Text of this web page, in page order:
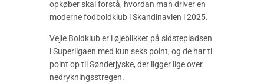
opkøber skal forstå, hvordan man driver en
moderne fodboldklub i Skandinavien i 2025.
Vejle Boldklub er i øjeblikket på sidstepladsen
i Superligaen med kun seks point, og de har ti
point op til Sønderjyske, der ligger lige over
nedrykningsstregen.